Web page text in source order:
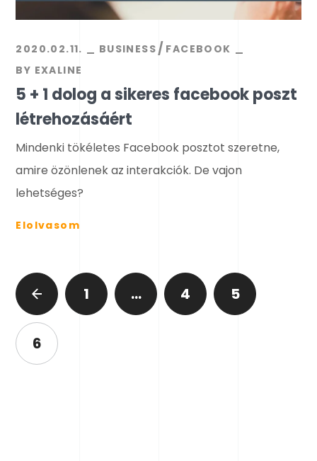
2020.02.11. BUSINESS
FACEBOOK
BY EXALINE
5 + 1 dolog a sikeres facebook poszt
létrehozásáért
Mindenki tökéletes Facebook posztot szeretne,
amire özönlenek az interakciók. De vajon
lehetséges?
Elolvasom
1 … 4 5
6